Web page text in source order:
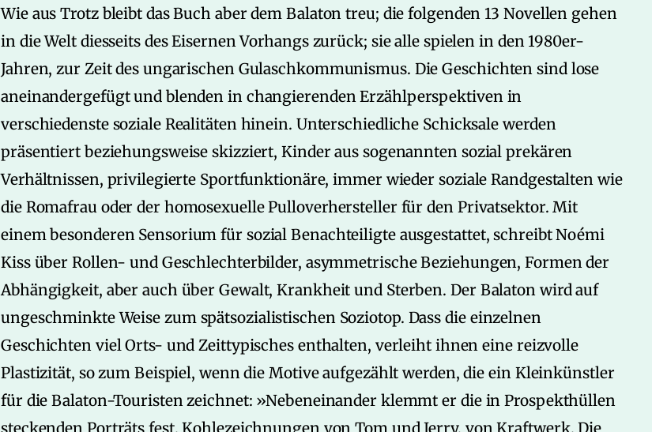
Wie aus Trotz bleibt das Buch aber dem Balaton treu; die folgenden 13 Novellen gehen
in die Welt diesseits des Eisernen Vorhangs zurück; sie alle spielen in den 1980er-
Jahren, zur Zeit des ungarischen Gulaschkommunismus. Die Geschichten sind lose
aneinandergefügt und blenden in changierenden Erzählperspektiven in
verschiedenste soziale Realitäten hinein. Unterschiedliche Schicksale werden
präsentiert beziehungsweise skizziert, Kinder aus sogenannten sozial prekären
Verhältnissen, privilegierte Sportfunktionäre, immer wieder soziale Randgestalten wie
die Romafrau oder der homosexuelle Pulloverhersteller für den Privatsektor. Mit
einem besonderen Sensorium für sozial Benachteiligte ausgestattet, schreibt Noémi
Kiss über Rollen- und Geschlechterbilder, asymmetrische Beziehungen, Formen der
Abhängigkeit, aber auch über Gewalt, Krankheit und Sterben. Der Balaton wird auf
ungeschminkte Weise zum spätsozialistischen Soziotop. Dass die einzelnen
Geschichten viel Orts- und Zeittypisches enthalten, verleiht ihnen eine reizvolle
Plastizität, so zum Beispiel, wenn die Motive aufgezählt werden, die ein Kleinkünstler
für die Balaton-Touristen zeichnet: »Nebeneinander klemmt er die in Prospekthüllen
steckenden Porträts fest. Kohlezeichnungen von Tom und Jerry, von Kraftwerk. Die